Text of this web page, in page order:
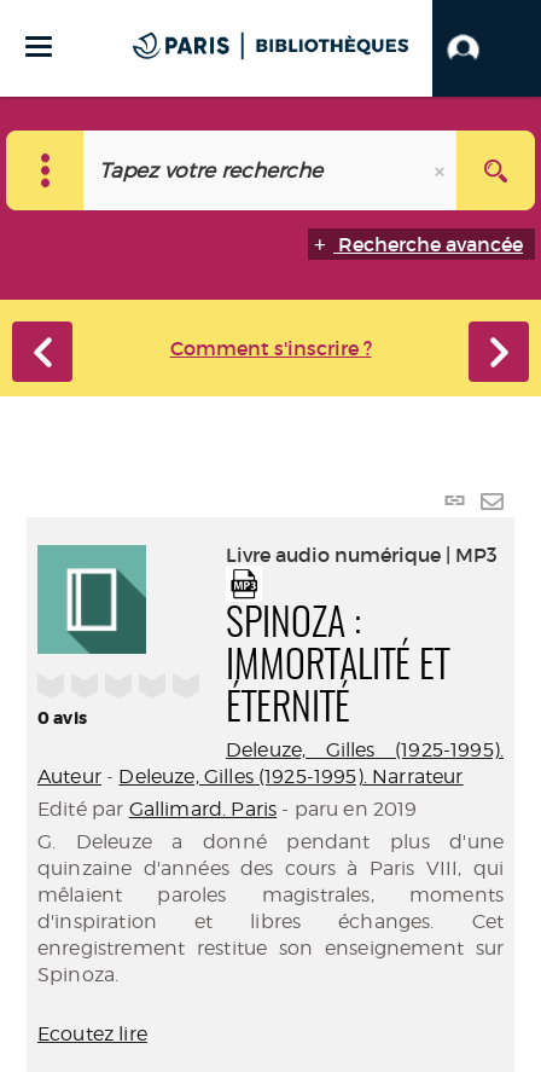
Recherche avancée
Comment s'inscrire ?
Lien
par
0avis
Livre audio numérique | MP3
SPINOZA :
IMMORTALITÉ ET
ÉTERNITÉ
Deleuze, Gilles (1925-1995).
Auteur- Deleuze, Gilles (1925-1995). Narrateur
Edité par Gallimard. Paris - paru en 2019
G. Deleuze a donné pendant plus d'une
quinzaine d'années des cours à Paris VIII, qui
mêlaient paroles magistrales, moments
d'inspiration et libres échanges. Cet
enregistrement restitue son enseignement sur
Spinoza.
Ecoutez lire